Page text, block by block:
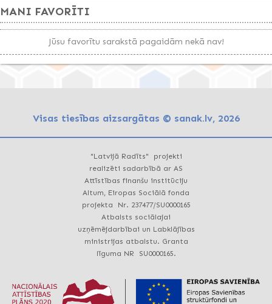
MANI FAVORĪTI
Jūsu favorītu sarakstā pagaidām nekā nav!
Visas tiesības aizsargātas © sanak.lv, 2026
"Latvijā Radīts" projekti
realizēti sadarbībā ar AS
Attīstības finanšu institūciju
Altum, Eiropas Sociālā fonda
projekta Nr. 237477/SU0000165
Atbalsts sociālajai
uzņēmējdarbībai un Labklājības
ministrijas atbalstu. Granta
līguma NR SU0000165.